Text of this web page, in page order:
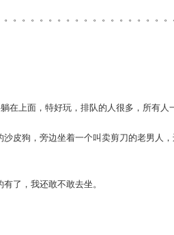
。。。。。。。。。。。。。。。。。
在上面，特好玩，排队的人很多，所有人
皮狗，旁边坐着一个叫卖剪刀的老男人
了，我还敢不敢去坐。